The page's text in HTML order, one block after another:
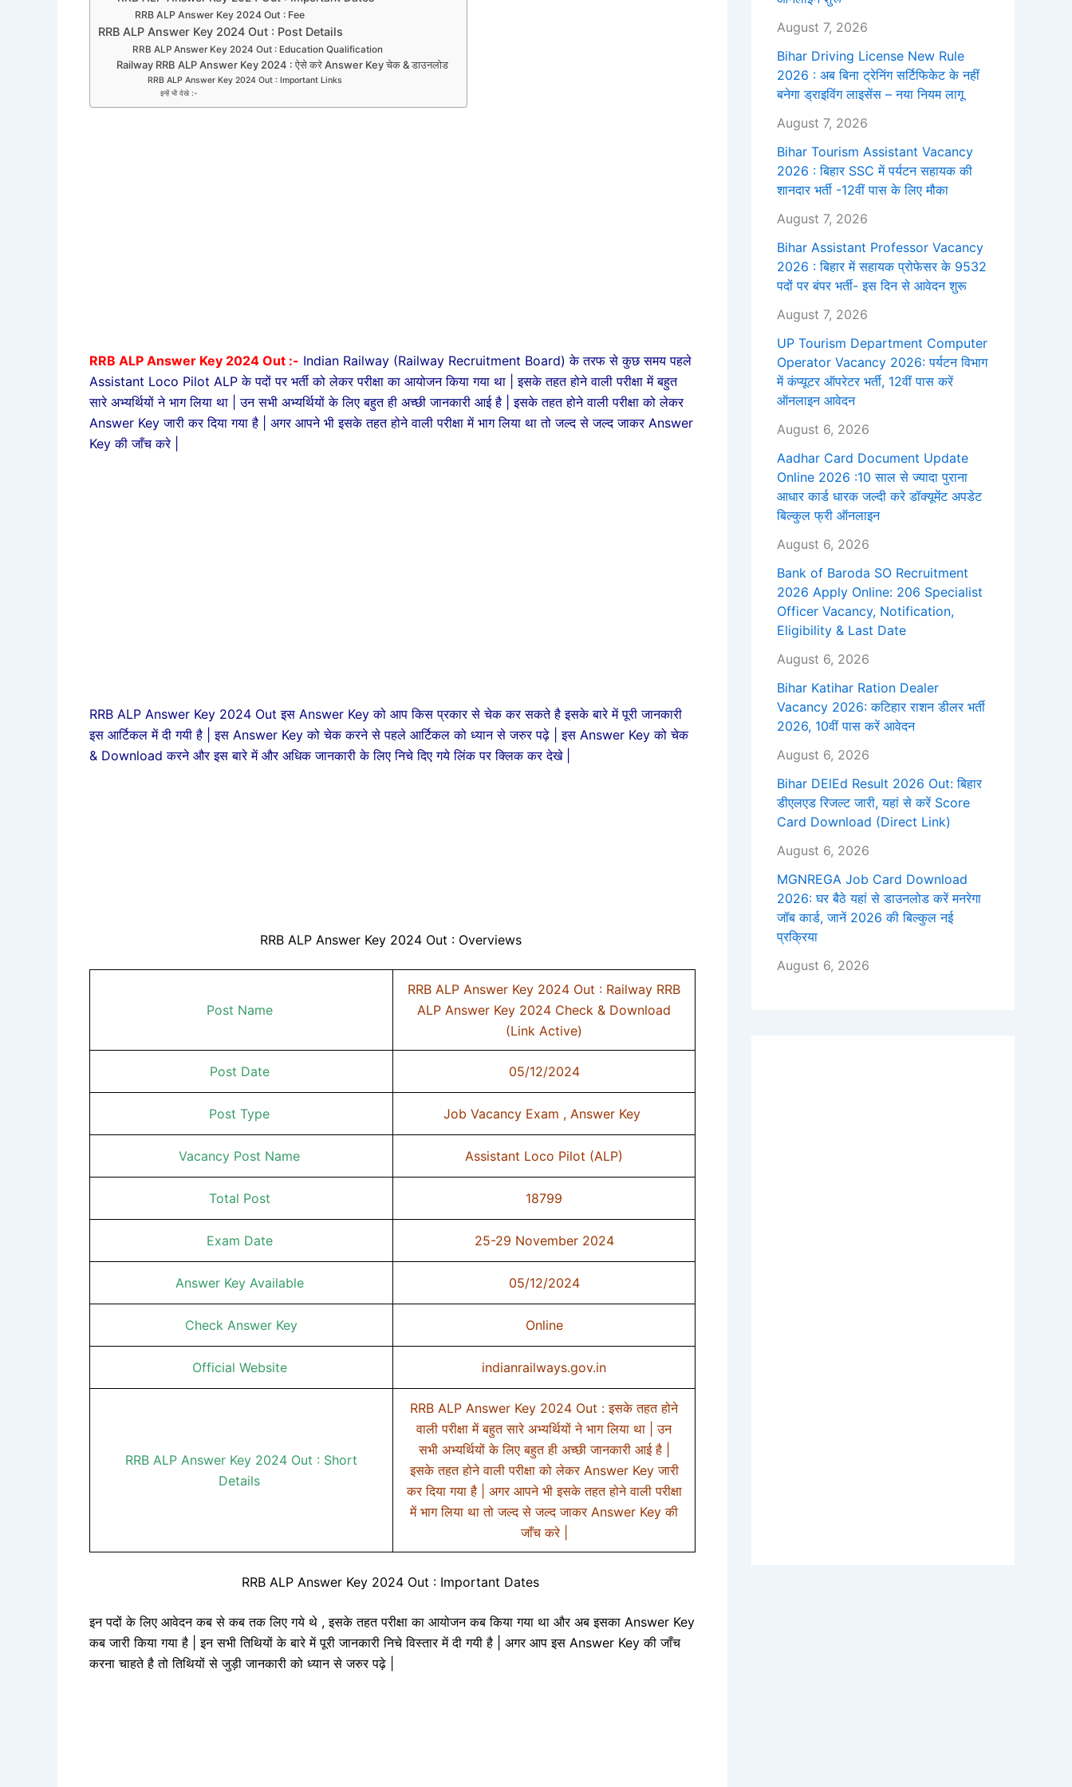
RRB ALP Answer Key 2024 Out : Fee
RRB ALP Answer Key 2024 Out : Post Details
RRB ALP Answer Key 2024 Out : Education Qualification
Railway RRB ALP Answer Key 2024 : ऐसे करे Answer Key चेक & डाउनलोड
RRB ALP Answer Key 2024 Out : Important Links
इन्हें भी देखे :-
RRB ALP Answer Key 2024 Out :- Indian Railway (Railway Recruitment Board) के तरफ से कुछ समय पहले
Assistant Loco Pilot ALP के पदों पर भर्ती को लेकर परीक्षा का आयोजन किया गया था | इसके तहत होने वाली परीक्षा में बहुत
सारे अभ्यर्थियों ने भाग लिया था | उन सभी अभ्यर्थियों के लिए बहुत ही अच्छी जानकारी आई है | इसके तहत होने वाली परीक्षा को लेकर
Answer Key जारी कर दिया गया है | अगर आपने भी इसके तहत होने वाली परीक्षा में भाग लिया था तो जल्द से जल्द जाकर Answer
Key की जाँच करे |
RRB ALP Answer Key 2024 Out इस Answer Key को आप किस प्रकार से चेक कर सकते है इसके बारे में पूरी जानकारी
इस आर्टिकल में दी गयी है | इस Answer Key को चेक करने से पहले आर्टिकल को ध्यान से जरुर पढ़े | इस Answer Key को चेक
& Download करने और इस बारे में और अधिक जानकारी के लिए निचे दिए गये लिंक पर क्लिक कर देखे |
RRB ALP Answer Key 2024 Out : Overviews
Post Name
RRB ALP Answer Key 2024 Out : Railway RRB
ALP Answer Key 2024 Check & Download
(Link Active)
Post Date 05/12/2024
Post Type Job Vacancy Exam , Answer Key
Vacancy Post Name Assistant Loco Pilot (ALP)
Total Post 18799
Exam Date 25-29 November 2024
Answer Key Available 05/12/2024
Check Answer Key Online
Official Website indianrailways.gov.in
RRB ALP Answer Key 2024 Out : Short
Details
RRB ALP Answer Key 2024 Out : इसके तहत होने
वाली परीक्षा में बहुत सारे अभ्यर्थियों ने भाग लिया था | उन
सभी अभ्यर्थियों के लिए बहुत ही अच्छी जानकारी आई है |
इसके तहत होने वाली परीक्षा को लेकर Answer Key जारी
कर दिया गया है | अगर आपने भी इसके तहत होने वाली परीक्षा
में भाग लिया था तो जल्द से जल्द जाकर Answer Key की
जाँच करे |
RRB ALP Answer Key 2024 Out : Important Dates
इन पदों के लिए आवेदन कब से कब तक लिए गये थे , इसके तहत परीक्षा का आयोजन कब किया गया था और अब इसका Answer Key
कब जारी किया गया है | इन सभी तिथियों के बारे में पूरी जानकारी निचे विस्तार में दी गयी है | अगर आप इस Answer Key की जाँच
करना चाहते है तो तिथियों से जुड़ी जानकारी को ध्यान से जरुर पढ़े |
August 7, 2026
Bihar Driving License New Rule
2026 : अब बिना ट्रेनिंग सर्टिफिकेट के नहीं
बनेगा ड्राइविंग लाइसेंस – नया नियम लागू
August 7, 2026
Bihar Tourism Assistant Vacancy
2026 : बिहार SSC में पर्यटन सहायक की
शानदार भर्ती -12वीं पास के लिए मौका
August 7, 2026
Bihar Assistant Professor Vacancy
2026 : बिहार में सहायक प्रोफेसर के 9532
पदों पर बंपर भर्ती- इस दिन से आवेदन शुरू
August 7, 2026
UP Tourism Department Computer
Operator Vacancy 2026: पर्यटन विभाग
में कंप्यूटर ऑपरेटर भर्ती, 12वीं पास करें
ऑनलाइन आवेदन
August 6, 2026
Aadhar Card Document Update
Online 2026 :10 साल से ज्यादा पुराना
आधार कार्ड धारक जल्दी करे डॉक्यूमेंट अपडेट
बिल्कुल फ्री ऑनलाइन
August 6, 2026
Bank of Baroda SO Recruitment
2026 Apply Online: 206 Specialist
Officer Vacancy, Notification,
Eligibility & Last Date
August 6, 2026
Bihar Katihar Ration Dealer
Vacancy 2026: कटिहार राशन डीलर भर्ती
2026, 10वीं पास करें आवेदन
August 6, 2026
Bihar DElEd Result 2026 Out: बिहार
डीएलएड रिजल्ट जारी, यहां से करें Score
Card Download (Direct Link)
August 6, 2026
MGNREGA Job Card Download
2026: घर बैठे यहां से डाउनलोड करें मनरेगा
जॉब कार्ड, जानें 2026 की बिल्कुल नई
प्रक्रिया
August 6, 2026